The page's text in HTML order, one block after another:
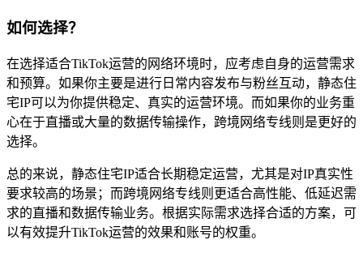
如何选择？
在选择适合TikTok运营的网络环境时，应考虑自身的运营需求
和预算。如果你主要是进行日常内容发布与粉丝互动，静态住
宅IP可以为你提供稳定、真实的运营环境。而如果你的业务重
心在于直播或大量的数据传输操作，跨境网络专线则是更好的
选择。
总的来说，静态住宅IP适合长期稳定运营，尤其是对IP真实性
要求较高的场景；而跨境网络专线则更适合高性能、低延迟需
求的直播和数据传输业务。根据实际需求选择合适的方案，可
以有效提升TikTok运营的效果和账号的权重。